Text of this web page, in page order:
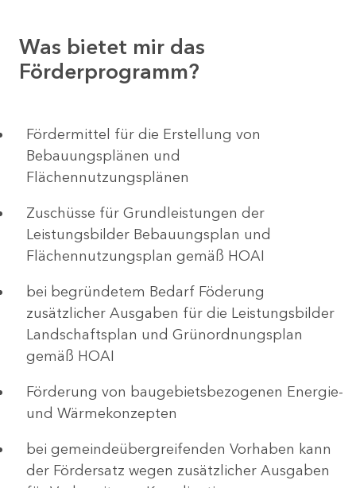
Was bietet mir das
Förderprogramm?
Fördermittel für die Erstellung von
Bebauungsplänen und
Flächennutzungsplänen
Zuschüsse für Grundleistungen der
Leistungsbilder Bebauungsplan und
Flächennutzungsplan gemäß HOAI
bei begründetem Bedarf Föderung
zusätzlicher Ausgaben für die Leistungsbilder
Landschaftsplan und Grünordnungsplan
gemäß HOAI
Förderung von baugebietsbezogenen Energie-
und Wärmekonzepten
bei gemeindeübergreifenden Vorhaben kann
der Fördersatz wegen zusätzlicher Ausgaben